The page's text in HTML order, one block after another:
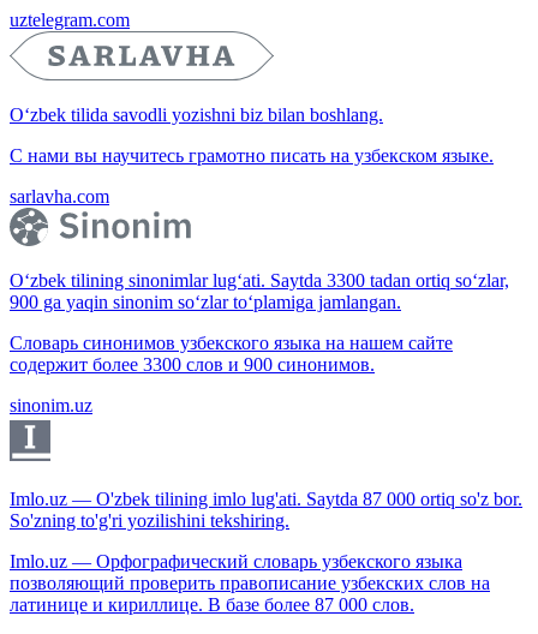
uztelegram.com
O‘zbek tilida savodli yozishni biz bilan boshlang.
С нами вы научитесь грамотно писать на узбекском языке.
sarlavha.com
O‘zbek tilining sinonimlar lug‘ati. Saytda 3300 tadan ortiq so‘zlar,
900 ga yaqin sinonim so‘zlar to‘plamiga jamlangan.
Словарь синонимов узбекского языка на нашем сайте
содержит более 3300 слов и 900 синонимов.
sinonim.uz
Imlo.uz — O'zbek tilining imlo lug'ati. Saytda 87 000 ortiq so'z bor.
So'zning to'g'ri yozilishini tekshiring.
Imlo.uz — Орфографический словарь узбекского языка
позволяющий проверить правописание узбекских слов на
латинице и кириллице. В базе более 87 000 слов.